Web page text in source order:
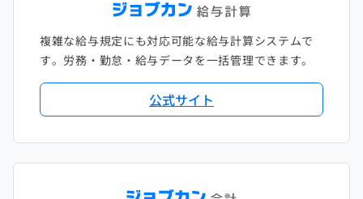
複雑な給与規定にも対応可能な給与計算システムで
す。労務・勤怠・給与データを一括管理できます。
公式サイト